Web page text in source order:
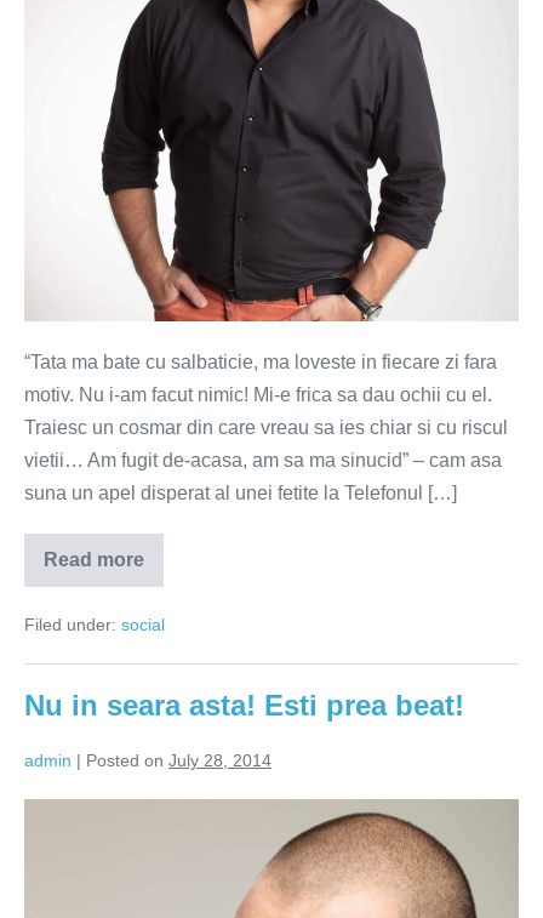
“Tata ma bate cu salbaticie, ma loveste in fiecare zi fara
motiv. Nu i-am facut nimic! Mi-e frica sa dau ochii cu el.
Traiesc un cosmar din care vreau sa ies chiar si cu riscul
vietii… Am fugit de-acasa, am sa ma sinucid” – cam asa
suna un apel disperat al unei fetite la Telefonul […]
Read more
De
ce
inmultiti?
Filed under: social
Nu in seara asta! Esti prea beat!
admin | Posted on July 28, 2014